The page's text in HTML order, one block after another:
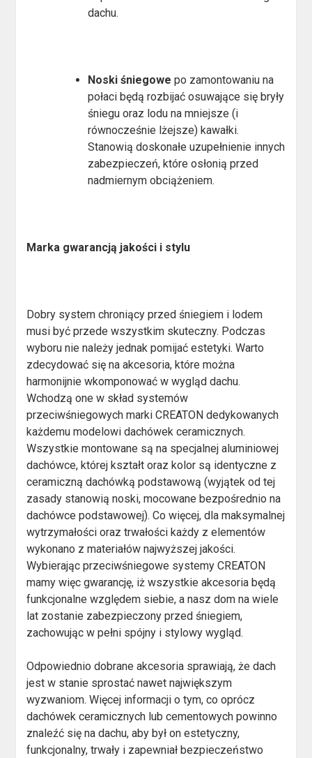
dachu.
Noski śniegowe po zamontowaniu na
połaci będą rozbijać osuwające się bryły
śniegu oraz lodu na mniejsze (i
równocześnie lżejsze) kawałki.
Stanowią doskonałe uzupełnienie innych
zabezpieczeń, które osłonią przed
nadmiernym obciążeniem.
Marka gwarancją jakości i stylu
Dobry system chroniący przed śniegiem i lodem
musi być przede wszystkim skuteczny. Podczas
wyboru nie należy jednak pomijać estetyki. Warto
zdecydować się na akcesoria, które można
harmonijnie wkomponować w wygląd dachu.
Wchodzą one w skład systemów
przeciwśniegowych marki CREATON dedykowanych
każdemu modelowi dachówek ceramicznych.
Wszystkie montowane są na specjalnej aluminiowej
dachówce, której kształt oraz kolor są identyczne z
ceramiczną dachówką podstawową (wyjątek od tej
zasady stanowią noski, mocowane bezpośrednio na
dachówce podstawowej). Co więcej, dla maksymalnej
wytrzymałości oraz trwałości każdy z elementów
wykonano z materiałów najwyższej jakości.
Wybierając przeciwśniegowe systemy CREATON
mamy więc gwarancję, iż wszystkie akcesoria będą
funkcjonalne względem siebie, a nasz dom na wiele
lat zostanie zabezpieczony przed śniegiem,
zachowując w pełni spójny i stylowy wygląd.
Odpowiednio dobrane akcesoria sprawiają, że dach
jest w stanie sprostać nawet największym
wyzwaniom. Więcej informacji o tym, co oprócz
dachówek ceramicznych lub cementowych powinno
znaleźć się na dachu, aby był on estetyczny,
funkcjonalny, trwały i zapewniał bezpieczeństwo